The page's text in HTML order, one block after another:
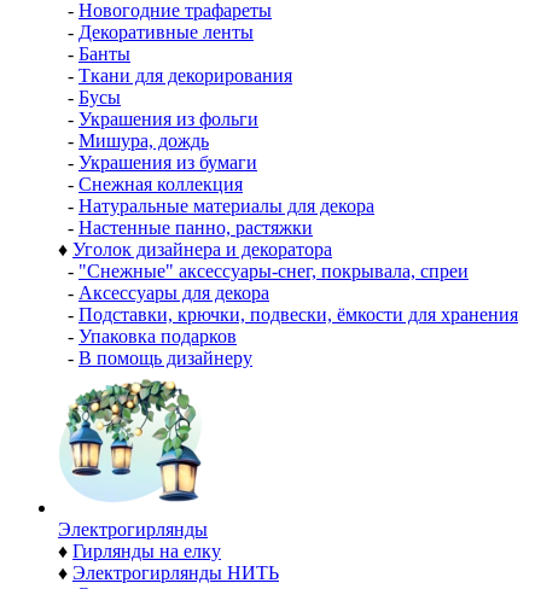
- Новогодние трафареты
- Декоративные ленты
- Банты
- Ткани для декорирования
- Бусы
- Украшения из фольги
- Мишура, дождь
- Украшения из бумаги
- Снежная коллекция
- Натуральные материалы для декора
- Настенные панно, растяжки
♦ Уголок дизайнера и декоратора
- "Снежные" аксессуары-снег, покрывала, спреи
- Аксессуары для декора
- Подставки, крючки, подвески, ёмкости для хранения
- Упаковка подарков
- В помощь дизайнеру
Электро­гирлянды
♦ Гирлянды на елку
♦ Электрогирлянды НИТЬ